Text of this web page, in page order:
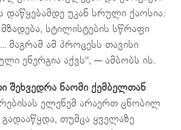
დაწყებამდე უკან სრული ქაოსია:
სტილისტების სწრაფი
მაგრამ ამ პროცესს თავისი
ენერგია აქვს“, — ამბობს ის.
შეხვედრა ნაომი ქემბელთან
ელენემ არაერთ ცნობილ
გადააწყდა, თუმცა ყველაზე